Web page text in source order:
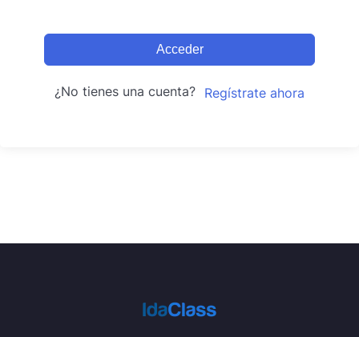
Acceder
¿No tienes una cuenta? Regístrate ahora